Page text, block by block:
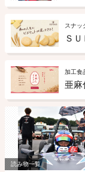
スナッ
Ｓ
加工食
亜麻
読み物一覧